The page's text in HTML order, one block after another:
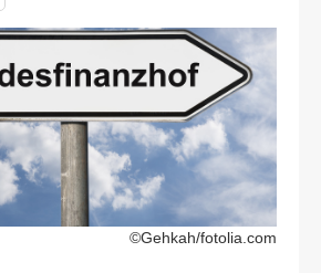
©Gehkah/fotolia.com